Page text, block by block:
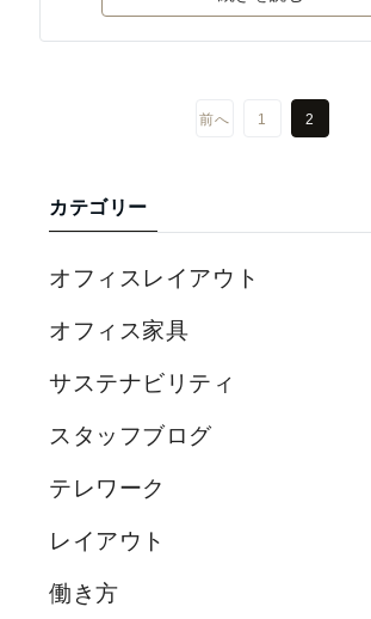
前へ 1 2
カテゴリー
オフィスレイアウト
オフィス家具
サステナビリティ
スタッフブログ
テレワーク
レイアウト
働き方